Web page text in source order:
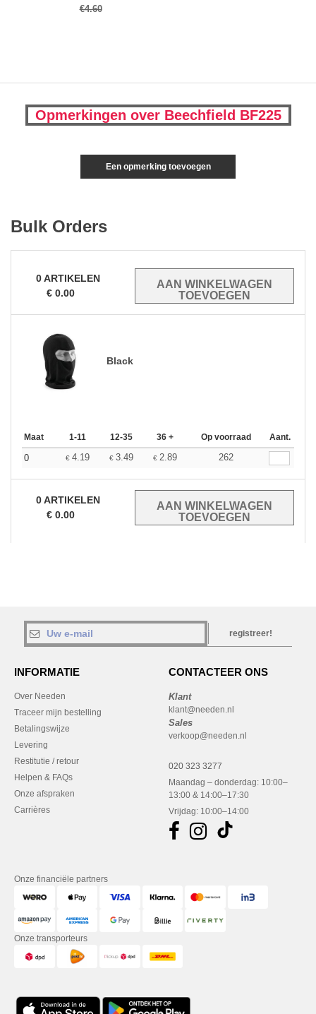
€4.60
Opmerkingen over Beechfield BF225
Een opmerking toevoegen
Bulk Orders
0ARTIKELEN
€ 0.00
Black
Maat 1-11 12-35 36 + Op voorraad Aant.
0 € 4.19 € 3.49 € 2.89 262
0ARTIKELEN
€ 0.00
registreer!
INFORMATIE
Over Needen
Traceer mijn bestelling
Betalingswijze
Levering
Restitutie / retour
Helpen & FAQs
Onze afspraken
Carrières
CONTACTEER ONS
Klant
klant@needen.nl
Sales
verkoop@needen.nl
020 323 3277
Maandag – donderdag: 10:00–
13:00 & 14:00–17:30
Vrijdag: 10:00–14:00
Onze financiële partners
Onze transporteurs